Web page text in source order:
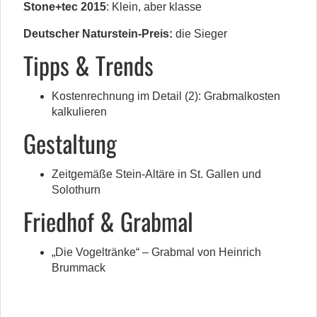
Stone+tec 2015: Klein, aber klasse
Deutscher Naturstein-Preis: die Sieger
Tipps & Trends
Kostenrechnung im Detail (2): Grabmalkosten
kalkulieren
Gestaltung
Zeitgemäße Stein-Altäre in St. Gallen und
Solothurn
Friedhof & Grabmal
„Die Vogeltränke“ – Grabmal von Heinrich
Brummack